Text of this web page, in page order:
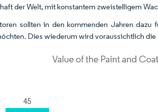
der Welt, mit konstantem zweistelligem
sollten in den kommenden Jahren dazu
Dies wiederum wird voraussichtlich